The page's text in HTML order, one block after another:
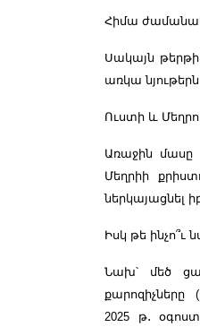
Հիմա
Սակայն թերթի
առկա
Ուստի և
Առաջին մասը
Մեղրիի
ներկայացնել
Իսկ թե
Նախ՝ մեծ
2025 թ․